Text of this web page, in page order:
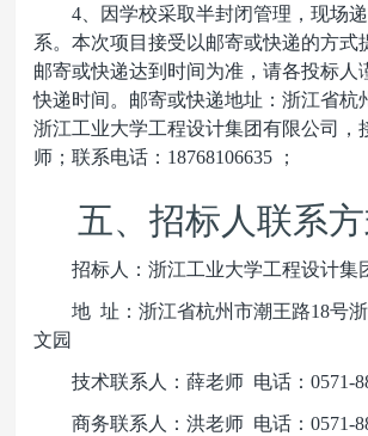
4 、因学校采取半封闭管理，现场
系。本次项目接受以邮寄或快递的方式
邮寄或快递达到时间为准，请各投标人
快递时间。邮寄或快递地址：浙江省杭
浙江工业大学工程设计集团有限公司，
师；联系电话：18768106635 ；
五、招标人联系
招标人：浙江工业大学工程设计集
地 址：浙江省杭州市潮王路18号
文园
技术联系人：薛老师 电话：0571-
商务联系人：洪老师 电话：0571-